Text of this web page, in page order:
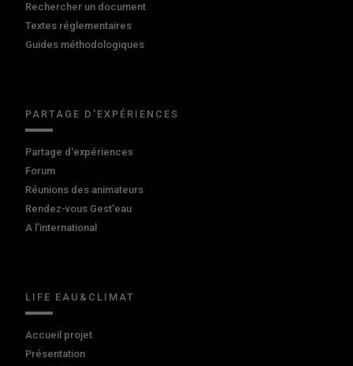
Rechercher un document
Textes réglementaires
Guides méthodologiques
PARTAGE D'EXPÉRIENCES
Partage d'expériences
Forum
Réunions des animateurs
Rendez-vous Gest'eau
A l'international
LIFE EAU&CLIMAT
Accueil projet
Présentation